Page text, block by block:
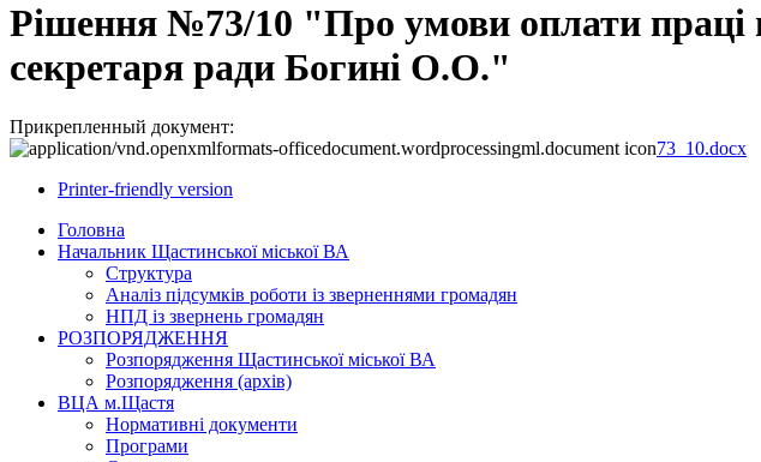
Рішення №73/10 "Про умови оплати праці
секретаря ради Богині О.О."
Прикрепленный документ:
73_10.docx
Printer-friendly version
Головна
Начальник Щастинської міської ВА
Структура
Аналіз підсумків роботи із зверненнями громадян
НПД із звернень громадян
РОЗПОРЯДЖЕННЯ
Розпорядження Щастинської міської ВА
Розпорядження (архів)
ВЦА м.Щастя
Нормативні документи
Програми